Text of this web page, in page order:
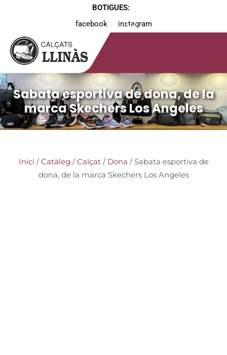
BOTIGUES:
facebook
instagram
Sabata esportiva de dona, de la
marca Skechers Los Angeles
Inici /Catàleg /Calçat/ Dona / Sabata esportiva de
dona, de la marca Skechers Los Angeles